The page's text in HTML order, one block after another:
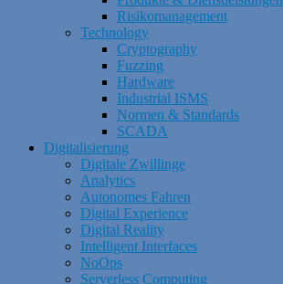
Risikomanagement
Technology
Cryptography
Fuzzing
Hardware
Industrial ISMS
Normen & Standards
SCADA
Digitalisierung
Digitale Zwillinge
Analytics
Autonomes Fahren
Digital Experience
Digital Reality
Intelligent Interfaces
NoOps
Serverless Computing